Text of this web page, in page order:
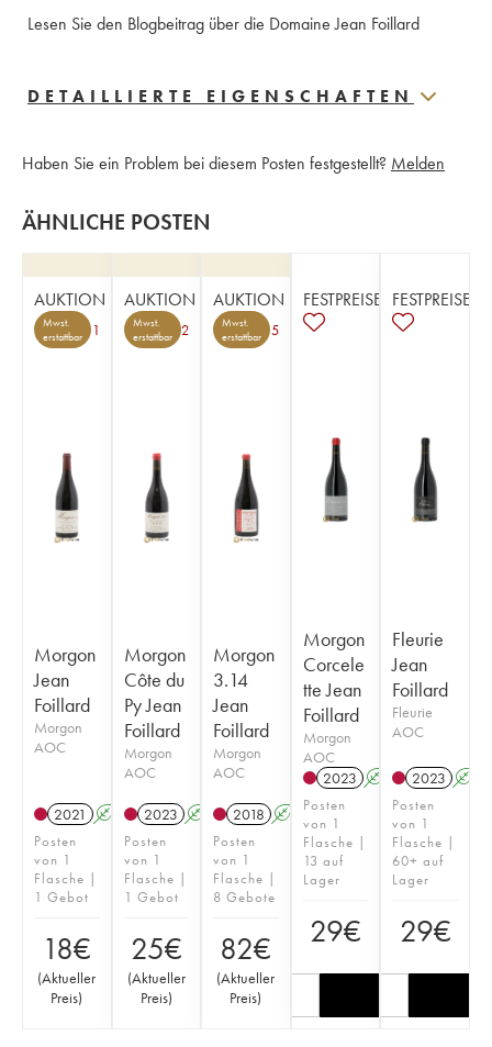
Lesen Sie den Blogbeitrag über die Domaine Jean Foillard
DETAILLIERTE EIGENSCHAFTEN
Haben Sie ein Problem bei diesem Posten festgestellt? Melden
ÄHNLICHE POSTEN
AUKTION
Mwst.
erstattbar
1
Morgon
Jean
Foillard
Morgon
AOC
2021 A K
Posten
von 1
Flasche |
1 Gebot
18€
(Aktueller
Preis)
AUKTION
Mwst.
erstattbar
2
Morgon
Côte du
Py Jean
Foillard
Morgon
AOC
2023 A K
Posten
von 1
Flasche |
1 Gebot
25€
(Aktueller
Preis)
AUKTION
Mwst.
erstattbar
5
Morgon
3.14
Jean
Foillard
Morgon
AOC
2018 A K
Posten
von 1
Flasche |
8 Gebote
82€
(Aktueller
Preis)
FESTPREISE
Morgon
Corcele
tte Jean
Foillard
Morgon
AOC
2023 A K
Posten
von 1
Flasche |
13 auf
Lager
29€
FESTPREISE
Fleurie
Jean
Foillard
Fleurie
AOC
2023 A
Posten
von 1
Flasche |
60+ auf
Lager
29€